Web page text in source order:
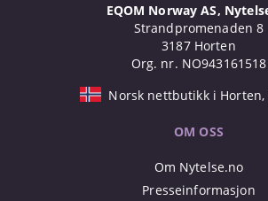
EQOM Norway AS,
Strandpromenaden 8
3187 Horten
Org. nr. NO943161518
Norsk nettbutikk i Horten,
OM OSS
Om Nytelse.no
Presseinformasjon